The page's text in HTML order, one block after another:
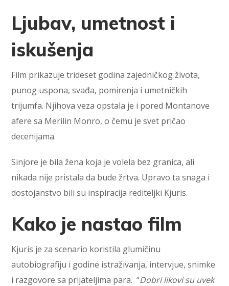
Ljubav, umetnost i
iskušenja
Film prikazuje trideset godina zajedničkog života,
punog uspona, svađa, pomirenja i umetničkih
trijumfa. Njihova veza opstala je i pored Montanove
afere sa Merilin Monro, o čemu je svet pričao
decenijama.
Sinjore je bila žena koja je volela bez granica, ali
nikada nije pristala da bude žrtva. Upravo ta snaga i
dostojanstvo bili su inspiracija rediteljki Kjuris.
Kako je nastao film
Kjuris je za scenario koristila glumičinu
autobiografiju i godine istraživanja, intervjue, snimke
i razgovore sa prijateljima para. “Dobri likovi su uvek